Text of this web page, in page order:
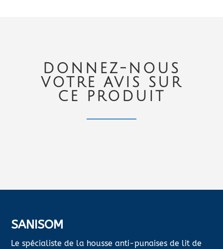
DONNEZ-NOUS
VOTRE AVIS SUR
CE PRODUIT
SANISOM
Le spécialiste de la housse anti-punaises de lit de